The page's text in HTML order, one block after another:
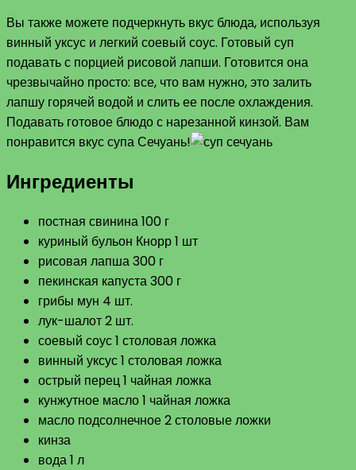
Вы также можете подчеркнуть вкус блюда, используя
винный уксус и легкий соевый соус. Готовый суп
подавать с порцией рисовой лапши. Готовится она
чрезвычайно просто: все, что вам нужно, это залить
лапшу горячей водой и слить ее после охлаждения.
Подавать готовое блюдо с нарезанной кинзой. Вам
понравится вкус супа Сечуань!
Ингредиенты
постная свинина 100 г
куриный бульон Кнорр 1 шт
рисовая лапша 300 г
пекинская капуста 300 г
грибы мун 4 шт.
лук-шалот 2 шт.
соевый соус 1 столовая ложка
винный уксус 1 столовая ложка
острый перец 1 чайная ложка
кунжутное масло 1 чайная ложка
масло подсолнечное 2 столовые ложки
кинза
вода 1 л